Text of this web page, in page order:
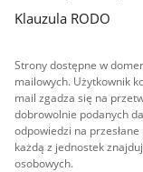
Klauzula RODO
Strony dostępne w
mailowych. Użytkownik
mail zgadza się na
dobrowolnie podanych
odpowiedzi na
każdą z jednostek
osobowych.